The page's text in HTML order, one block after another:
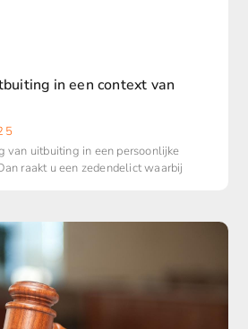
in een context van
van uitbuiting in een persoonlijke
raakt u een zedendelict waarbij